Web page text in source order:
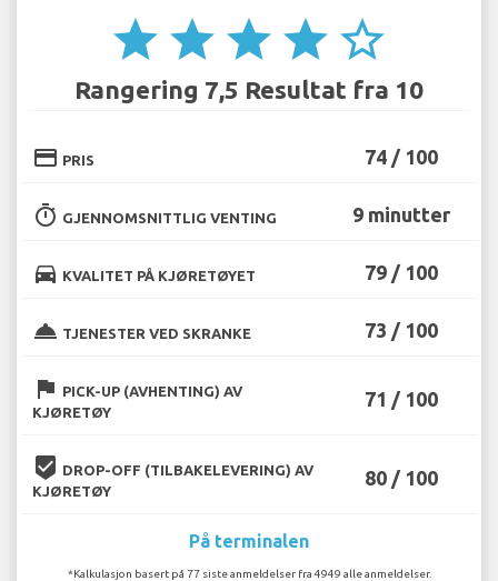
star star star star star_border
Rangering 7,5 Resultat fra 10
credit_card PRIS 74 / 100
timer GJENNOMSNITTLIG VENTING 9 minutter
directions_car KVALITET PÅ KJØRETØYET 79 / 100
room_service TJENESTER VED SKRANKE 73 / 100
flag PICK-UP (AVHENTING) AV
KJØRETØY
71 / 100
beenhere DROP-OFF (TILBAKELEVERING) AV
KJØRETØY
80 / 100
På terminalen
*Kalkulasjon basert på 77 siste anmeldelser fra 4949 alle anmeldelser.